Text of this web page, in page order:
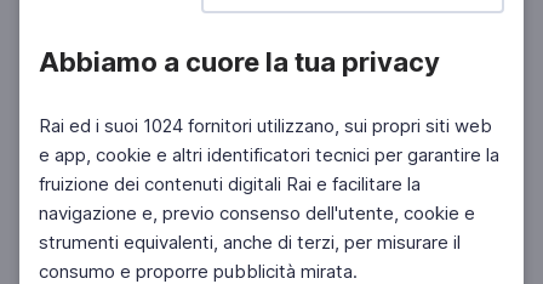
Abbiamo a cuore la tua privacy
Rai ed i suoi 1024 fornitori utilizzano, sui propri siti web
e app, cookie e altri identificatori tecnici per garantire la
fruizione dei contenuti digitali Rai e facilitare la
navigazione e, previo consenso dell'utente, cookie e
strumenti equivalenti, anche di terzi, per misurare il
consumo e proporre pubblicità mirata.
Facebook Instagram Twitter